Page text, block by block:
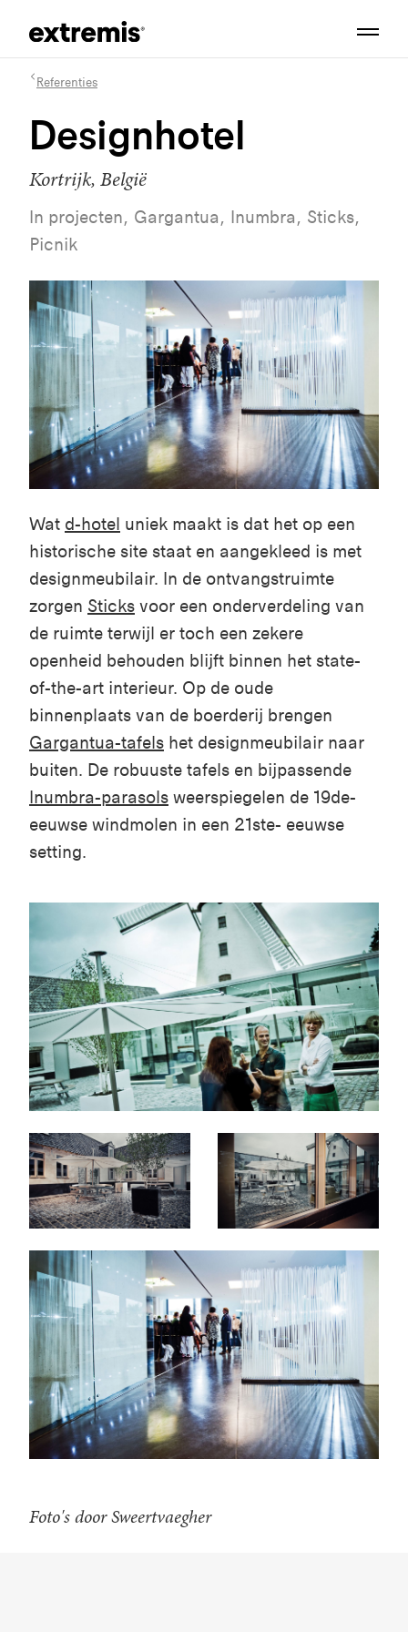
Referenties
Designhotel
Kortrijk, België
In projecten, Gargantua, Inumbra, Sticks,
Picnik
Wat d-hotel uniek maakt is dat het op een
historische site staat en aangekleed is met
designmeubilair. In de ontvangstruimte
zorgen Sticks voor een onderverdeling van
de ruimte terwijl er toch een zekere
openheid behouden blijft binnen het state-
of-the-art interieur. Op de oude
binnenplaats van de boerderij brengen
Gargantua-tafels het designmeubilair naar
buiten. De robuuste tafels en bijpassende
Inumbra-parasols weerspiegelen de 19de-
eeuwse windmolen in een 21ste- eeuwse
setting.
Foto's door Sweertvaegher